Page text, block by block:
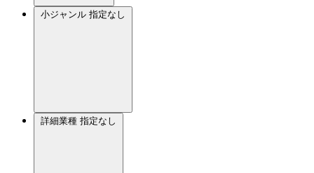
小ジャンル 指定なし
詳細業種 指定なし